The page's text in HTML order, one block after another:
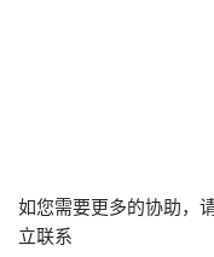
如您需要更多的协助，
立联系